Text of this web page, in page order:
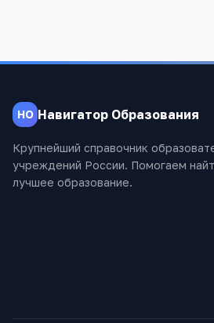
НО Навигатор Образования
Крупнейший справочник
учреждений России. Помогаем
лучшее образование.